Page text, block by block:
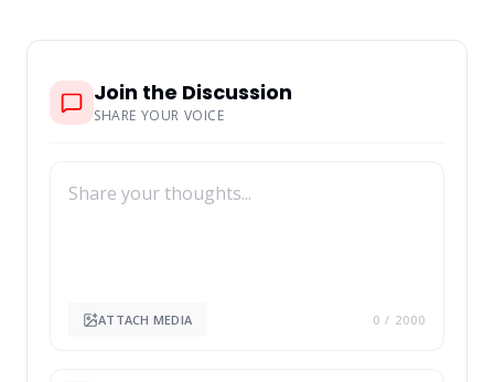
Join the Discussion
SHARE YOUR VOICE
ATTACH MEDIA 0 / 2000